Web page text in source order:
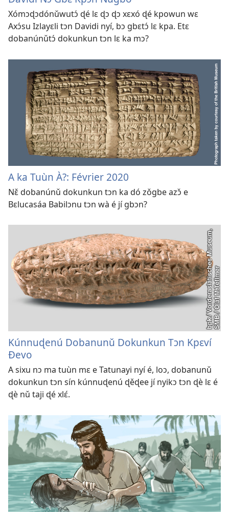
Xómɔɖɔdónǔwutɔ́ ɖé lɛ ɖɔ ɖɔ xɛxó ɖé kpowun wɛ
Axɔ́su Izlayɛli tɔn Davidi nyí, bɔ gbɛtɔ́ lɛ kpa. Etɛ
dobanúnǔtɔ́ dokunkun tɔn lɛ ka mɔ?
A ka Tuùn À?: Février 2020
Nɛ̌ dobanúnǔ dokunkun tɔn ka dó zǒgbe azɔ̌ e
Bɛlucasáa Babilɔnu tɔn wà é jí gbɔn?
Kúnnuɖenú Dobanunǔ Dokunkun Tɔn Kpɛví
Ðevo
A sixu nɔ ma tuùn mɛ e Tatunayi nyí é, loɔ, dobanunǔ
dokunkun tɔn sín kúnnuɖenú ɖěɖee jí nyikɔ tɔn ɖè lɛ é
ɖè nǔ taji ɖé xlɛ́.